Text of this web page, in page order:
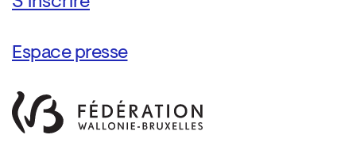
Espace presse